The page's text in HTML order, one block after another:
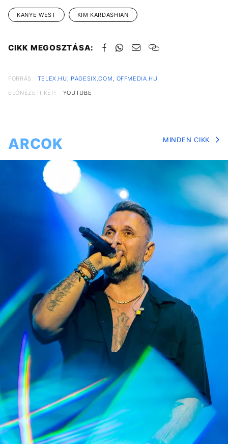
KANYE WEST KIM KARDASHIAN
CIKK MEGOSZTÁSA:
FORRÁS TELEX.HU, PAGESIX.COM, OFFMEDIA.HU
ELŐNÉZETI KÉP:
YOUTUBE
ARCOK MINDEN CIKK